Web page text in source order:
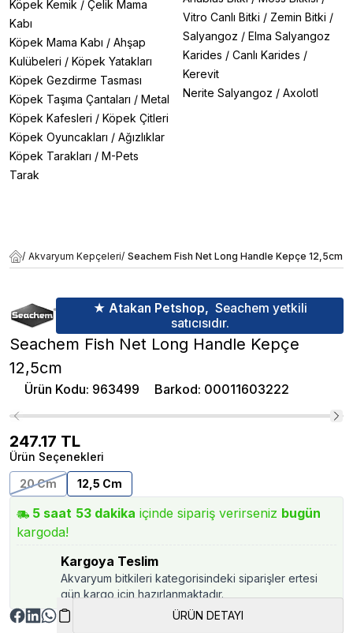
Köpek Kemik / Çelik Mama
Kabı
Köpek Mama Kabı / Ahşap
Kulübeleri / Köpek Yatakları
Köpek Gezdirme Tasması
Köpek Taşıma Çantaları / Metal
Köpek Kafesleri / Köpek Çitleri
Köpek Oyuncakları / Ağızlıklar
Köpek Tarakları / M-Pets
Tarak
Vitro Canlı Bitki / Zemin Bitki /
Salyangoz / Elma Salyangoz
Karides / Canlı Karides /
Kerevit
Nerite Salyangoz / Axolotl
/ Akvaryum Kepçeleri/ Seachem Fish Net Long Handle Kepçe 12,5cm
★ Atakan Petshop, Seachem yetkili
satıcısıdır.
Seachem Fish Net Long Handle Kepçe
12,5cm
Ürün Kodu: 963499 Barkod: 00011603222
247.17 TL
Ürün Seçenekleri
20 Cm
12,5 Cm
5 saat 53 dakika içinde sipariş verirseniz bugün
kargoda!
Kargoya Teslim
Akvaryum bitkileri kategorisindeki siparişler ertesi
gün kargo için hazırlanmaktadır.
ÜRÜN DETAYI